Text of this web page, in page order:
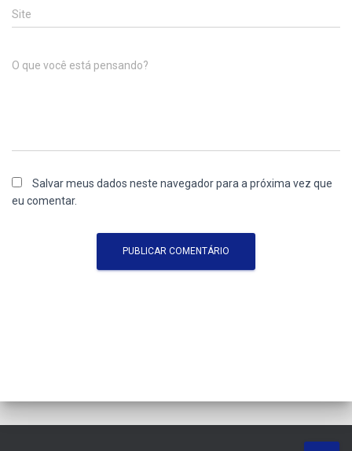
Site
O que você está pensando?
Salvar meus dados neste navegador para a próxima vez que
eu comentar.